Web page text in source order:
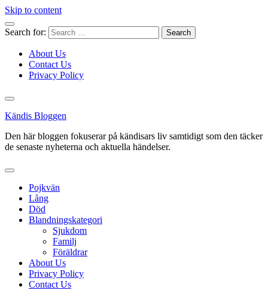
Skip to content
Search for:
About Us
Contact Us
Privacy Policy
Kändis Bloggen
Den här bloggen fokuserar på kändisars liv samtidigt som den täcker
de senaste nyheterna och aktuella händelser.
Pojkvän
Lång
Död
Blandningskategori
Sjukdom
Familj
Föräldrar
About Us
Privacy Policy
Contact Us